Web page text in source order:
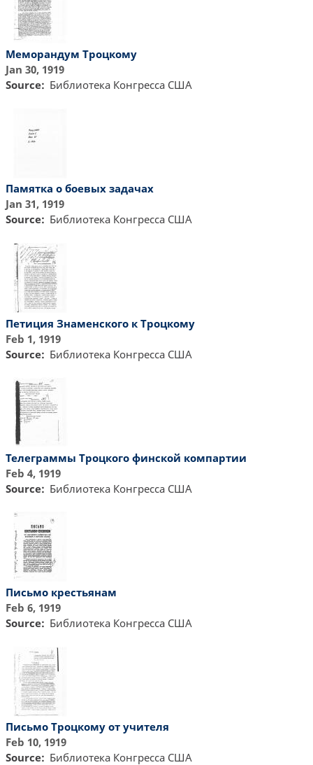
Меморандум Троцкому
Jan 30, 1919
Source
Библиотекa Конгресса США
Памятка о боевых задачах
Jan 31, 1919
Source
Библиотекa Конгресса США
Петиция Знаменского к Троцкому
Feb 1, 1919
Source
Библиотекa Конгресса США
Телеграммы Троцкого финской компартии
Feb 4, 1919
Source
Библиотекa Конгресса США
Письмо крестьянам
Feb 6, 1919
Source
Библиотекa Конгресса США
Письмо Троцкому от учителя
Feb 10, 1919
Source
Библиотекa Конгресса США